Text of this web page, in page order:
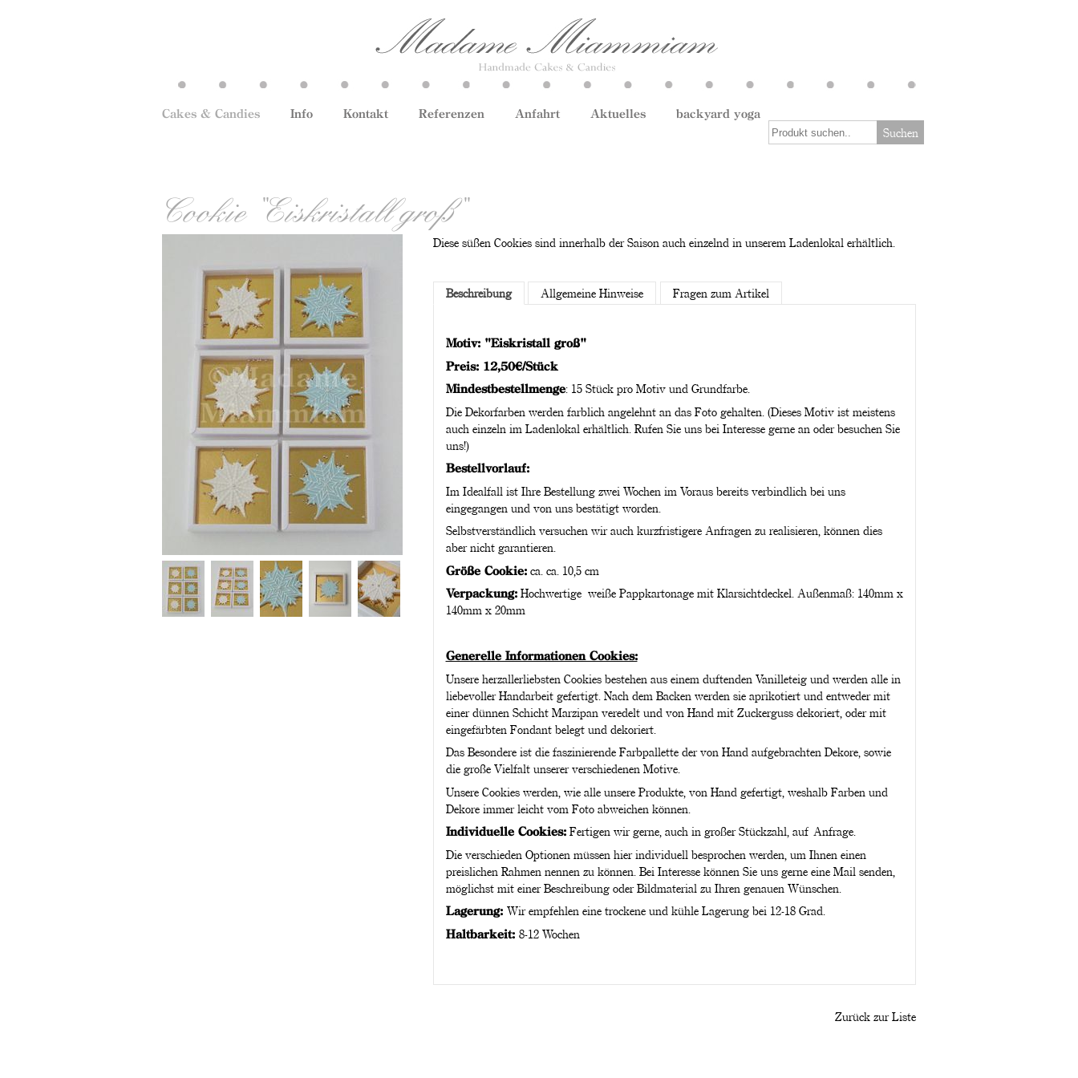
Cakes & Candies Info Kontakt Referenzen Anfahrt Aktuelles
backyard yoga
Suchen
Cookie "Eiskristall groß"
Diese süßen Cookies sind innerhalb der Saison auch einzelnd in unserem Ladenlokal erhältlich.
Beschreibung Allgemeine Hinweise Fragen zum Artikel
Motiv: "Eiskristall groß"
Preis: 12,50€/Stück
Mindestbestellmenge: 15 Stück pro Motiv und Grundfarbe.
Die Dekorfarben werden farblich angelehnt an das Foto gehalten. (Dieses Motiv ist meistens
auch einzeln im Ladenlokal erhältlich. Rufen Sie uns bei Interesse gerne an oder besuchen Sie
uns!)
Bestellvorlauf:
Im Idealfall ist Ihre Bestellung zwei Wochen im Voraus bereits verbindlich bei uns
eingegangen und von uns bestätigt worden.
Selbstverständlich versuchen wir auch kurzfristigere Anfragen zu realisieren, können dies
aber nicht garantieren.
Größe Cookie:ca. ca. 10,5 cm
Verpackung:Hochwertige weiße Pappkartonage mit Klarsichtdeckel. Außenmaß: 140mm x
140mm x 20mm
Generelle Informationen Cookies:
Unsere herzallerliebsten Cookies bestehen aus einem duftenden Vanilleteig und werden alle in
liebevoller Handarbeit gefertigt. Nach dem Backen werden sie aprikotiert und entweder mit
einer dünnen Schicht Marzipan veredelt und von Hand mit Zuckerguss dekoriert, oder mit
eingefärbten Fondant belegt und dekoriert.
Das Besondere ist die faszinierende Farbpallette der von Hand aufgebrachten Dekore, sowie
die große Vielfalt unserer verschiedenen Motive.
Unsere Cookies werden, wie alle unsere Produkte, von Hand gefertigt, weshalb Farben und
Dekore immer leicht vom Foto abweichen können.
Individuelle Cookies:Fertigen wir gerne, auch in großer Stückzahl, auf Anfrage.
Die verschieden Optionen müssen hier individuell besprochen werden, um Ihnen einen
preislichen Rahmen nennen zu können. Bei Interesse können Sie uns gerne eine Mail senden,
möglichst mit einer Beschreibung oder Bildmaterial zu Ihren genauen Wünschen.
Lagerung: Wir empfehlen eine trockene und kühle Lagerung bei 12-18 Grad.
Haltbarkeit: 8-12 Wochen
Zurück zur Liste